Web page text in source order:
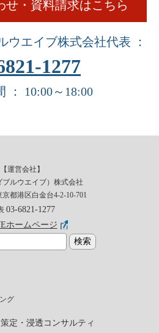
せ・資料請求はこちら
ウエイブ株式会社代表 ：
1277
： 10:00～18:00
【運営会社】
ブルウエイブ）株式会社
京都港区白金台4-2-10-701
03-6821-1277
ホームページ
グ
定・浸透コンサルティ